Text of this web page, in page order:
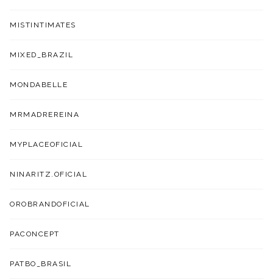
MISTINTIMATES
MIXED_BRAZIL
MONDABELLE
MRMADREREINA
MYPLACEOFICIAL
NINARITZ.OFICIAL
OROBRANDOFICIAL
PACONCEPT
PATBO_BRASIL